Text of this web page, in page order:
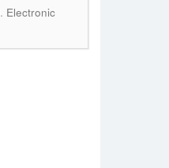
. Electronic